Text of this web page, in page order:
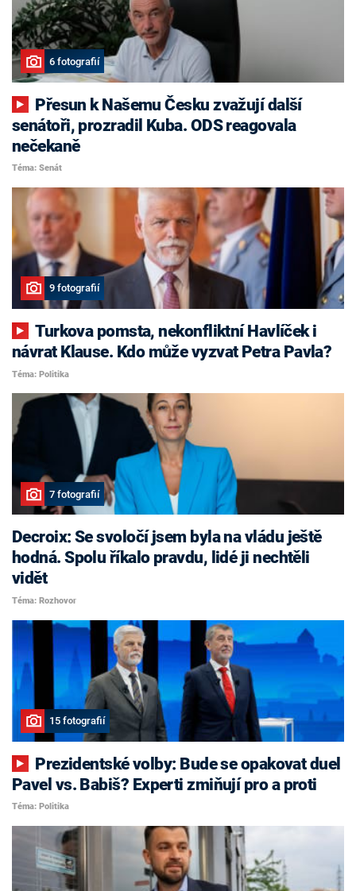
6 fotografií
senátoři, prozradil Kuba. ODS reagovala
nečekaně
Téma: Senát
9 fotografií
Turkova pomsta, nekonfliktní Havlíček i
návrat Klause. Kdo může vyzvat Petra Pavla?
Téma: Politika
7 fotografií
Decroix: Se svoločí jsem byla na vládu ještě
hodná. Spolu říkalo pravdu, lidé ji nechtěli
vidět
Téma: Rozhovor
15 fotografií
Pavel vs. Babiš? Experti zmiňují pro a proti
Téma: Politika